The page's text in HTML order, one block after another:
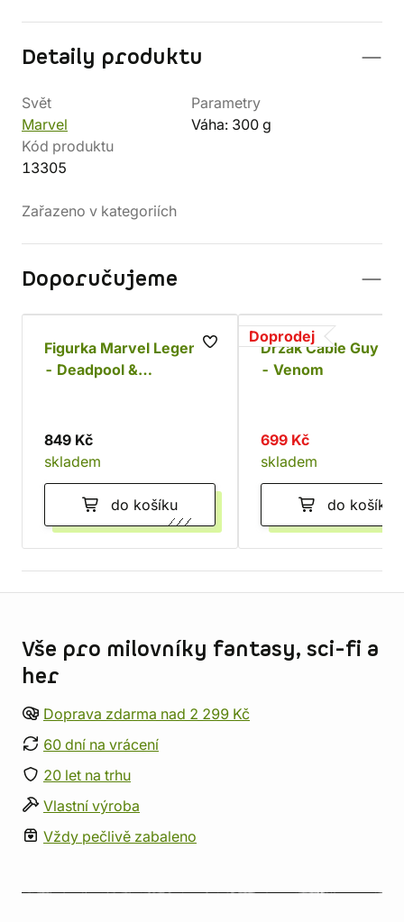
Detaily produktu
Svět
Marvel
Parametry
Váha: 300 g
Kód produktu
13305
Zařazeno v kategoriích
Doporučujeme
Figurka Marvel Legends
- Deadpool &
849 Kč
skladem
do košíku
Doprodej
Držák Cable Guy
- Venom
699 Kč
skladem
do košíku
Vše pro milovníky fantasy, sci-fi a
her
Doprava zdarma nad 2 299 Kč
60 dní na vrácení
20 let na trhu
Vlastní výroba
Vždy pečlivě zabaleno